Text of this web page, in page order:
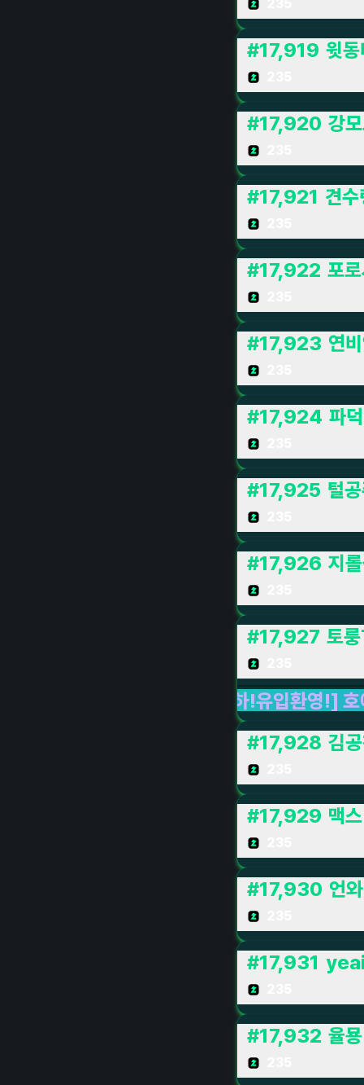
#17,919 윗동
#17,920 강
#17,921 견수
#17,922 포
#17,923 연
#17,924 파
#17,925 털
#17,926 지
#17,927 토
LIVE LIVE LIVE
#17,928 김
#17,929 맥
#17,930 언
#17,931
#17,932 율묭